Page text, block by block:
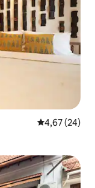
4,67 de uma
4,67 (24)